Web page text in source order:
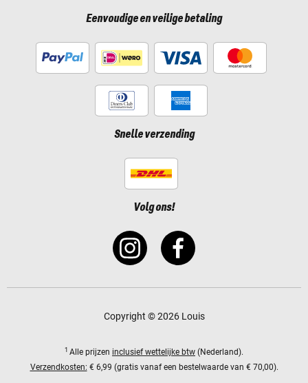
Eenvoudige en veilige betaling
Snelle verzending
Volg ons!
Copyright © 2026 Louis
1 Alle prijzen inclusief wettelijke btw (Nederland).
Verzendkosten: € 6,99 (gratis vanaf een bestelwaarde van € 70,00).